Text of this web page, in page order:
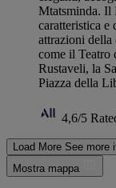
Mtatsminda. Il
caratteristica
attrazioni
come il Teatro
Rustaveli, la
Piazza della
4,6/5
Load More See more
Mostra mappa